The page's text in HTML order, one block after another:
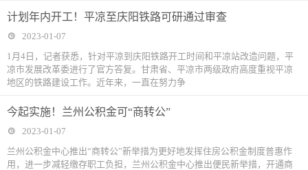
计划年内开工！平凉至庆阳铁路可研通过审查
2023-01-07
1月4日，记者获悉，针对平凉到庆阳铁路开工时间和平凉站改造问题，平
凉市发展改革委进行了官方答复。甘肃省、平凉市两级政府高度重视平凉
地区的铁路建设工作。近年来，一直在努力争
今起实施！兰州公积金可“商转公”
2023-01-07
兰州公积金中心推出“商转公”新举措为更好地发挥住房公积金制度普惠作
用，进一步减轻缴存职工负担，兰州公积金中心推出便民新举措，开通商